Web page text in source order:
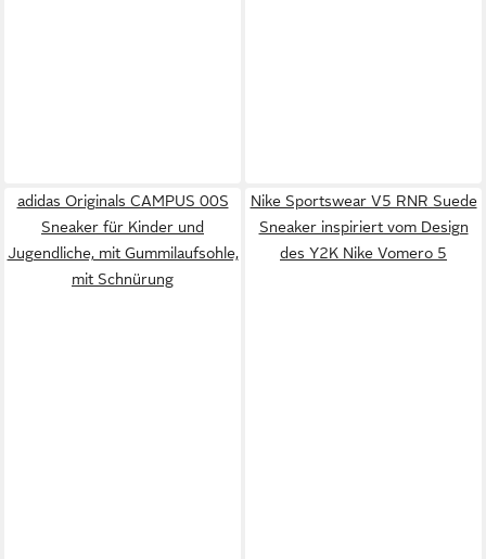
adidas Originals CAMPUS 00S
Sneaker für Kinder und
Jugendliche, mit Gummilaufsohle,
mit Schnürung
Nike Sportswear V5 RNR Suede
Sneaker inspiriert vom Design
des Y2K Nike Vomero 5